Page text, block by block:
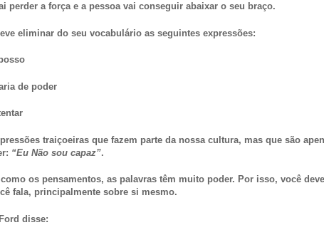
perder a força e a pessoa vai conseguir abaixar o seu braço.
eliminar do seu vocabulário as seguintes expressões:
de poder
traiçoeiras que fazem parte da nossa cultura, mas que são
“Eu Não sou capaz”.
os pensamentos, as palavras têm muito poder. Por isso, você
fala, principalmente sobre si mesmo.
disse: